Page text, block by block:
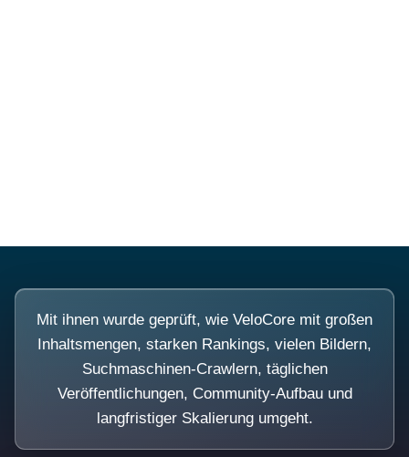
Mit ihnen wurde geprüft, wie VeloCore mit großen
Inhaltsmengen, starken Rankings, vielen Bildern,
Suchmaschinen-Crawlern, täglichen
Veröffentlichungen, Community-Aufbau und
langfristiger Skalierung umgeht.